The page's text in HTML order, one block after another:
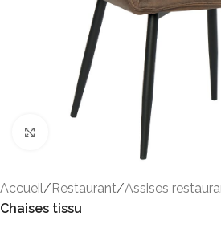
Accueil Restaurant Assises
Chaises tissu